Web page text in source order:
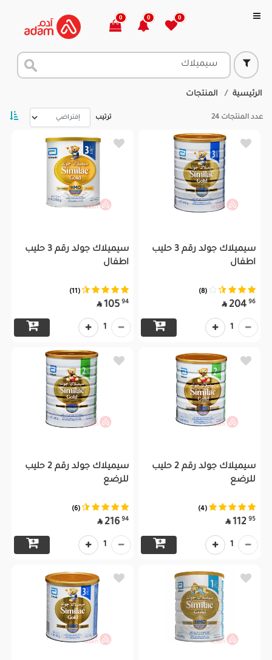
0
0
0
الرئيسية المنتجات
عدد المنتجات24 ترتيب
سيميلاك جولد رقم 3 حليب
اطفال
(8)
96
204

1
سيميلاك جولد رقم 3 حليب
اطفال
(11)
94
105

1
سيميلاك جولد رقم 2 حليب
للرضع
(4)
95
112

1
سيميلاك جولد رقم 2 حليب
للرضع
(6)
94
216

1